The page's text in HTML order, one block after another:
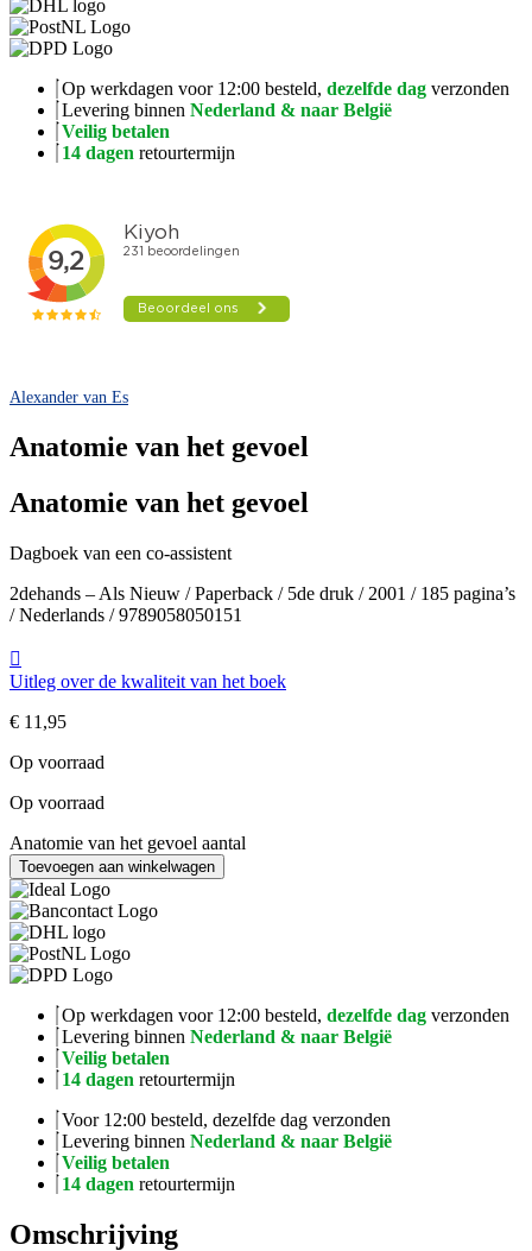
Op werkdagen voor 12:00 besteld, dezelfde dag verzonden
Levering binnen Nederland & naar België
Veilig betalen
14 dagen retourtermijn
Alexander van Es
Anatomie van het gevoel
Anatomie van het gevoel
Dagboek van een co-assistent
2dehands – Als Nieuw / Paperback / 5de druk / 2001 / 185 pagina’s
/ Nederlands / 9789058050151
Uitleg over de kwaliteit van het boek
€ 11,95
Op voorraad
Op voorraad
Anatomie van het gevoel aantal
Toevoegen aan winkelwagen
Op werkdagen voor 12:00 besteld, dezelfde dag verzonden
Levering binnen Nederland & naar België
Veilig betalen
14 dagen retourtermijn
Voor 12:00 besteld, dezelfde dag verzonden
Levering binnen Nederland & naar België
Veilig betalen
14 dagen retourtermijn
Omschrijving